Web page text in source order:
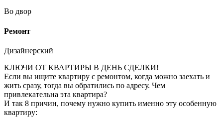
Во двор
Ремонт
Дизайнерский
КЛЮЧИ ОТ КВАРТИРЫ В ДЕНЬ СДЕЛКИ!
Если вы ищите квартиру с ремонтом, когда можно заехать и
жить сразу, тогда вы обратились по адресу. Чем
привлекательна эта квартира?
И так 8 причин, почему нужно купить именно эту особенную
квартиру: